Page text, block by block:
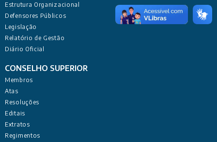
Estrutura Organizacional
Defensores Públicos
Legislação
Relatório de Gestão
Diário Oficial
CONSELHO SUPERIOR
Membros
Atas
Resoluções
Editais
Extratos
Regimentos